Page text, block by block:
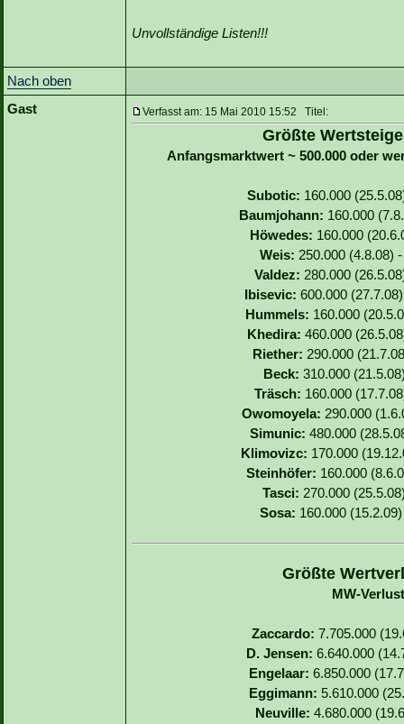
Unvollständige Listen!!!
Nach oben
Gast
Verfasst am: 15 Mai 2010 15:52 Titel:
Größte
Anfangsmarktwert ~ 500.000 oder
Subotic: 160.000
Baumjohann: 160.000
Höwedes: 160.000
Weis: 250.000 (4.8.08)
Valdez: 280.000
Ibisevic: 600.000
Hummels: 160.000
Khedira: 460.000
Riether: 290.000
Beck: 310.000
Träsch: 160.000
Owomoyela: 290.000
Simunic: 480.000
Klimovizc: 170.000
Steinhöfer: 160.000
Tasci: 270.000
Sosa: 160.000
Größte
MW-
Zaccardo: 7.705.000
D. Jensen: 6.640.000
Engelaar: 6.850.000
Eggimann: 5.610.000
Neuville: 4.680.000